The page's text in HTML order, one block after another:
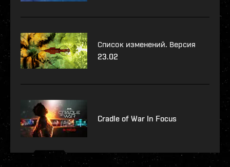
Список изменений. Версия
23.02
Cradle of War In Focus